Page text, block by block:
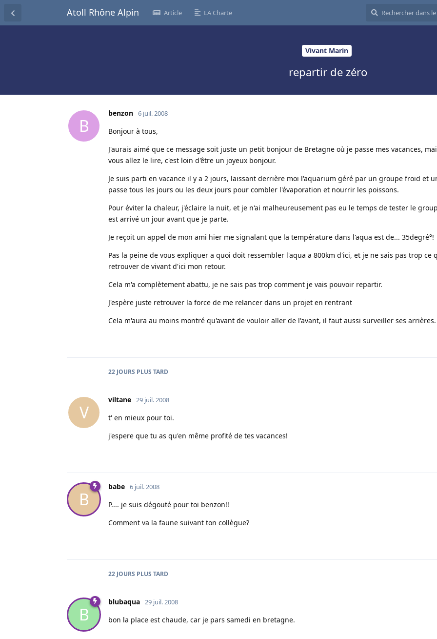
Atoll Rhône Alpin Article LA Charte
Vivant Marin
repartir de zéro
B
benzon 6 juil. 2008
Bonjour à tous,
J'aurais aimé que ce message soit juste un petit bonjour de Bretagne où je passe mes vacances,
vous allez le lire, c'est loin d'être un joyeux bonjour.
Je suis parti en vacance il y a 2 jours, laissant derrière moi l'aquarium géré par un groupe froid et
passe tous les jours ou les deux jours pour combler l'évaporation et nourrir les poissons.
Pour éviter la chaleur, j'éclaire la nuit, et je n'ai malheureusement pas eu le temps de tester le
est arrivé un jour avant que je parte.
Je reçoit un appel de mon ami hier me signalant que la température dans l'aqua est de... 35degré°!
Pas la peine de vous expliquer a quoi doit ressembler l'aqua a 800km d'ici, et je ne sais pas trop ce
retrouver de vivant d'ici mon retour.
Cela m'a complètement abattu, je ne sais pas trop comment je vais pouvoir repartir.
J'espère juste retrouver la force de me relancer dans un projet en rentrant
Cela m'aura au moins montré qu'avant de vouloir aller de l'avant, il faut aussi surveiller ses arrières.
22 JOURS PLUS TARD
V
viltane 29 juil. 2008
t' en mieux pour toi.
j'espere que tu as qu'en même profité de tes vacances!
B
babe 6 juil. 2008
P.... je suis dégouté pour toi benzon!!
Comment va la faune suivant ton collègue?
22 JOURS PLUS TARD
B
blubaqua 29 juil. 2008
bon la place est chaude, car je pars samedi en bretagne.